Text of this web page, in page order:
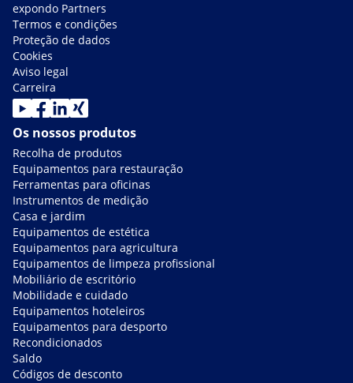
expondo Partners
Termos e condições
Proteção de dados
Cookies
Aviso legal
Carreira
Os nossos produtos
Recolha de produtos
Equipamentos para restauração
Ferramentas para oficinas
Instrumentos de medição
Casa e jardim
Equipamentos de estética
Equipamentos para agricultura
Equipamentos de limpeza profissional
Mobiliário de escritório
Mobilidade e cuidado
Equipamentos hoteleiros
Equipamentos para desporto
Recondicionados
Saldo
Códigos de desconto